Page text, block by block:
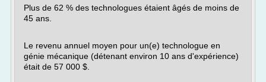
Plus de 62 % des technologues étaient âgés de moins de
45 ans.
Le revenu annuel moyen pour un(e) technologue en
génie mécanique (détenant environ 10 ans d'expérience)
était de 57 000 $.